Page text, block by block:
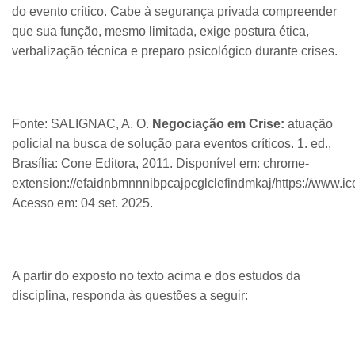
do evento crítico. Cabe à segurança privada compreender
que sua função, mesmo limitada, exige postura ética,
verbalização técnica e preparo psicológico durante crises.
Fonte: SALIGNAC, A. O. Negociação em Crise: atuação
policial na busca de solução para eventos críticos. 1. ed.,
Brasília: Cone Editora, 2011. Disponível em: chrome-
extension://efaidnbmnnnibpcajpcglclefindmkaj/https://
Acesso em: 04 set. 2025.
A partir do exposto no texto acima e dos estudos da
disciplina, responda às questões a seguir: